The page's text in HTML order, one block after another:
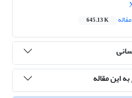
645.13 K
این مقاله